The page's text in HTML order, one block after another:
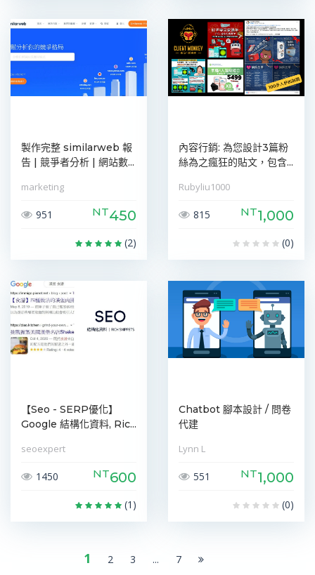
製作完整 similarweb 報
告 | 競爭者分析 | 網站數...
marketing
951 NT450
(2)
內容行銷: 為您設計3篇粉
絲為之瘋狂的貼文，包含...
Rubyliu1000
815 NT1,000
(0)
【Seo - SERP優化】
Google 結構化資料, Ric...
seoexpert
1450 NT600
(1)
Chatbot 腳本設計 / 問卷
代建
Lynn L
551 NT1,000
(0)
1 2 3 ... 7